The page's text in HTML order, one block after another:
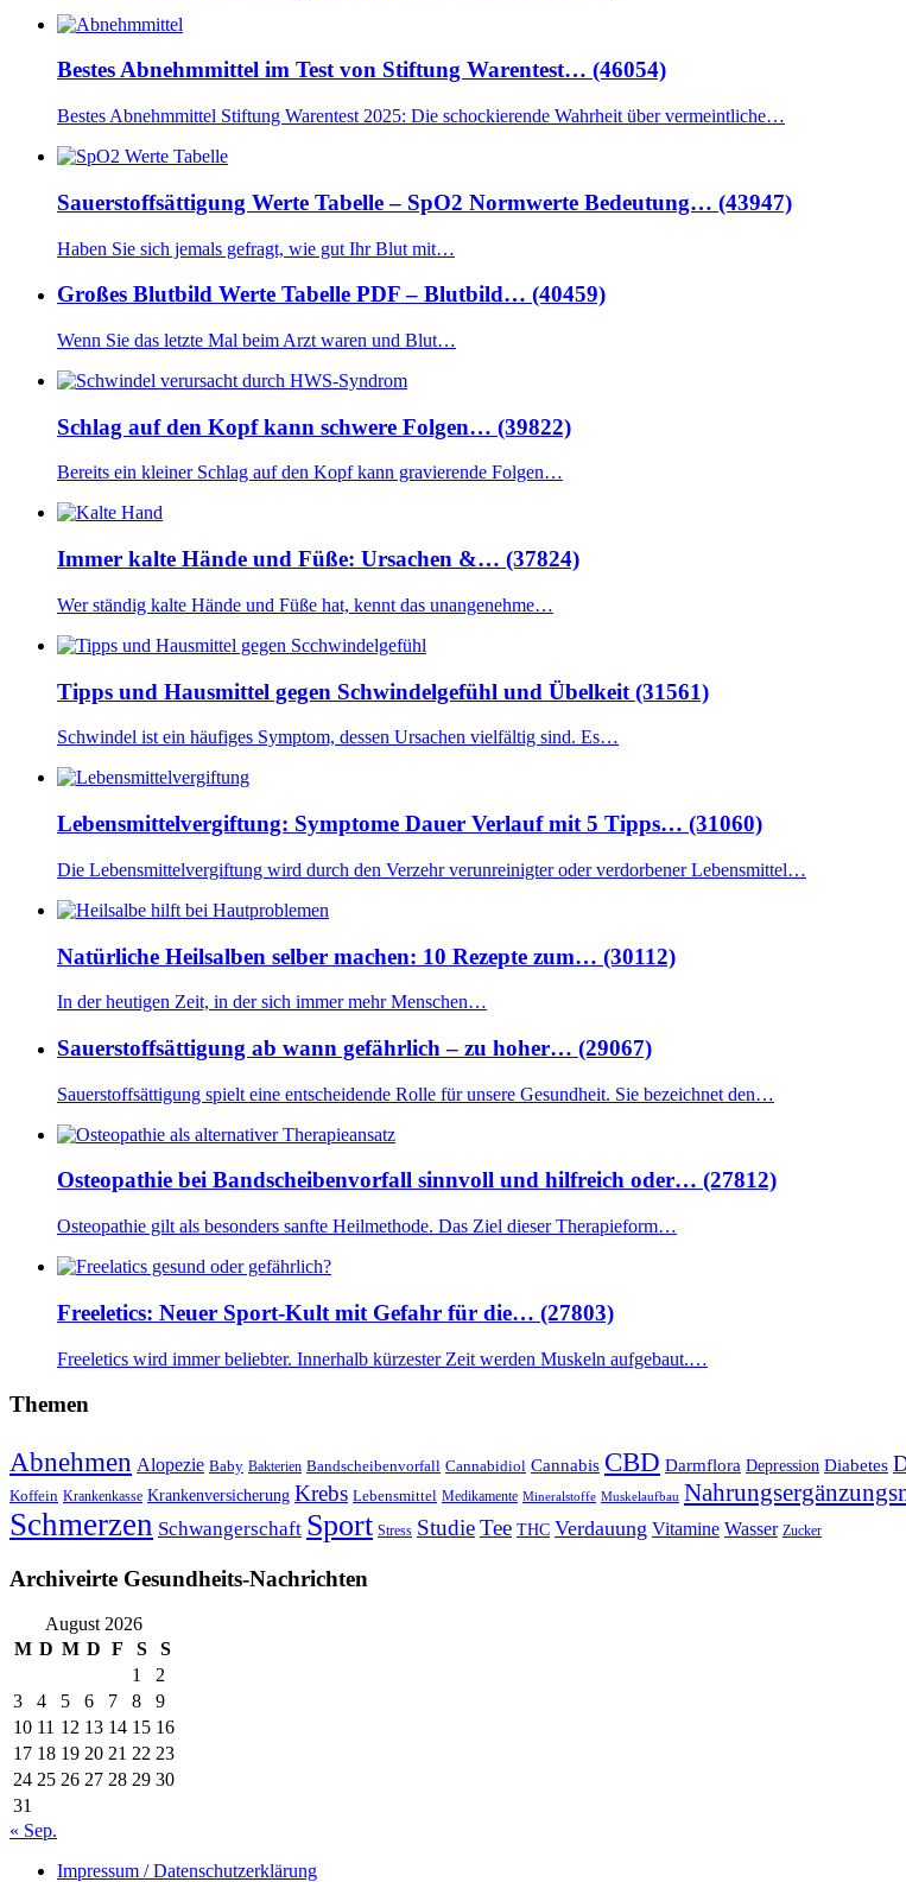
Bestes Abnehmmittel im Test von Stiftung Warentest… (46054)
Bestes Abnehmmittel Stiftung Warentest 2025: Die schockierende Wahrheit über vermeintliche…
Sauerstoffsättigung Werte Tabelle – SpO2 Normwerte Bedeutung… (43947)
Haben Sie sich jemals gefragt, wie gut Ihr Blut mit…
Großes Blutbild Werte Tabelle PDF – Blutbild… (40459)
Wenn Sie das letzte Mal beim Arzt waren und Blut…
Schlag auf den Kopf kann schwere Folgen… (39822)
Bereits ein kleiner Schlag auf den Kopf kann gravierende Folgen…
Immer kalte Hände und Füße: Ursachen &… (37824)
Wer ständig kalte Hände und Füße hat, kennt das unangenehme…
Tipps und Hausmittel gegen Schwindelgefühl und Übelkeit (31561)
Schwindel ist ein häufiges Symptom, dessen Ursachen vielfältig sind. Es…
Lebensmittelvergiftung: Symptome Dauer Verlauf mit 5 Tipps… (31060)
Die Lebensmittelvergiftung wird durch den Verzehr verunreinigter oder verdorbener Lebensmittel…
Natürliche Heilsalben selber machen: 10 Rezepte zum… (30112)
In der heutigen Zeit, in der sich immer mehr Menschen…
Sauerstoffsättigung ab wann gefährlich – zu hoher… (29067)
Sauerstoffsättigung spielt eine entscheidende Rolle für unsere Gesundheit. Sie bezeichnet den…
Osteopathie bei Bandscheibenvorfall sinnvoll und hilfreich oder… (27812)
Osteopathie gilt als besonders sanfte Heilmethode. Das Ziel dieser Therapieform…
Freeletics: Neuer Sport-Kult mit Gefahr für die… (27803)
Freeletics wird immer beliebter. Innerhalb kürzester Zeit werden Muskeln aufgebaut.…
Themen
Abnehmen Alopezie Baby Bakterien Bandscheibenvorfall Cannabidiol Cannabis CBD Darmflora Depression Diabetes
Koffein Krankenkasse Krankenversicherung Krebs Lebensmittel Medikamente Mineralstoffe Muskelaufbau
Schmerzen Schwangerschaft Sport Stress StudieTee THC Verdauung Vitamine Wasser Zucker
Archiveirte Gesundheits-Nachrichten
August 2026
M D M D F S
S
1
2
3
4 5 6 7 8
9
10 11 12 13 14 15 16
17 18 19 20 21 22 23
24 25 26 27 28 29 30
31
« Sep.
Impressum / Datenschutzerklärung